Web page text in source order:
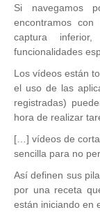
Si navegamos
encontramos
captura inferior,
funcionalidades
Los vídeos están
el uso de las
registradas)
hora de realizar
[…] vídeos de
sencilla para no
Así definen sus
por una receta
están iniciando en